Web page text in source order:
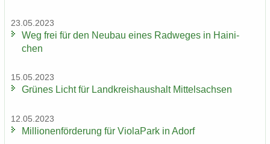
23.05.2023
Weg frei für den Neu­bau eines Rad­we­ges in Hai­ni­
chen
15.05.2023
Grü­nes Licht für Land­kreis­haus­halt Mit­tel­sach­sen
12.05.2023
Mil­lio­nen­för­de­rung für Vio­la­Park in Adorf